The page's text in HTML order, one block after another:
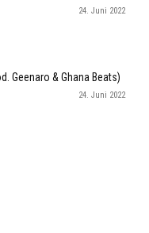
24. Juni 2022
Geenaro & Ghana Beats)
24. Juni 2022